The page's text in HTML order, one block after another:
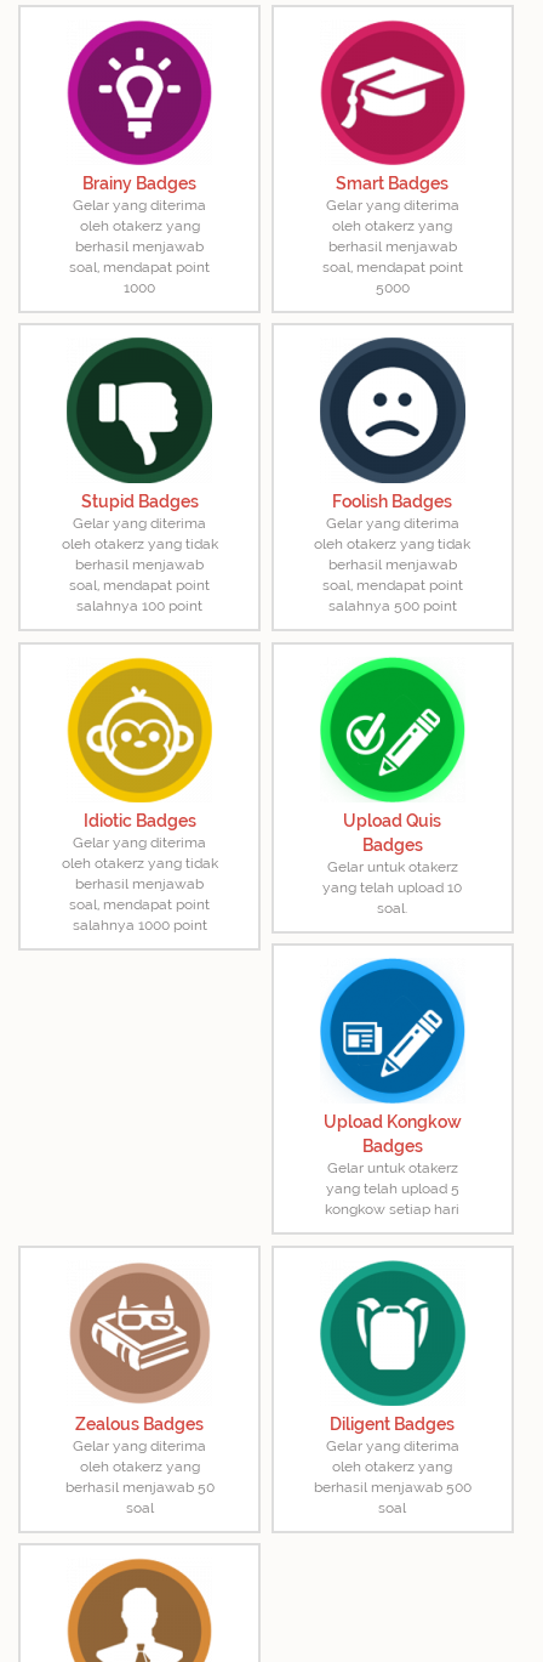
Brainy Badges
Gelar yang diterima
oleh otakerz yang
berhasil menjawab
soal, mendapat point
1000
Smart Badges
Gelar yang diterima
oleh otakerz yang
berhasil menjawab
soal, mendapat point
5000
Stupid Badges
Gelar yang diterima
oleh otakerz yang tidak
berhasil menjawab
soal, mendapat point
salahnya 100 point
Foolish Badges
Gelar yang diterima
oleh otakerz yang tidak
berhasil menjawab
soal, mendapat point
salahnya 500 point
Idiotic Badges
Gelar yang diterima
oleh otakerz yang tidak
berhasil menjawab
soal, mendapat point
salahnya 1000 point
Upload Quis
Badges
Gelar untuk otakerz
yang telah upload 10
soal.
Upload Kongkow
Badges
Gelar untuk otakerz
yang telah upload 5
kongkow setiap hari
Zealous Badges
Gelar yang diterima
oleh otakerz yang
berhasil menjawab 50
soal
Diligent Badges
Gelar yang diterima
oleh otakerz yang
berhasil menjawab 500
soal